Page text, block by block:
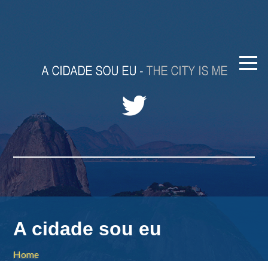
A cidade sou eu
Home